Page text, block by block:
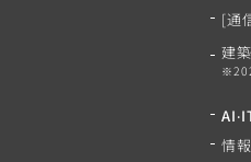
[通
建
情